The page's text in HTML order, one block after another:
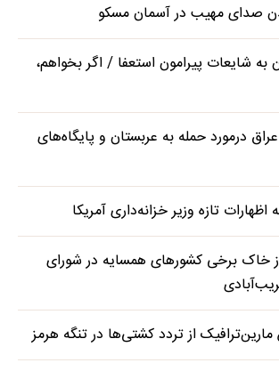
صدای مهیب در آسمان مسکو
شایعات پیرامون استعفا / اگر بخواهم،
درمورد حمله به عربستان و پایگاه‌های
تازه وزیر خزانه‌داری آمریکا
خاک برخی کشورهای همسایه در شورای
مارین‌ترافیک از تردد کشتی‌ها در تنگه هرمز